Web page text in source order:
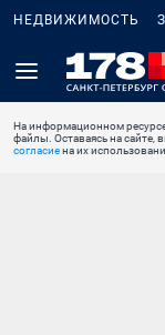
НЕДВИЖИМОСТЬ
На информационном
файлы. Оставаясь на сайте,
согласиена их